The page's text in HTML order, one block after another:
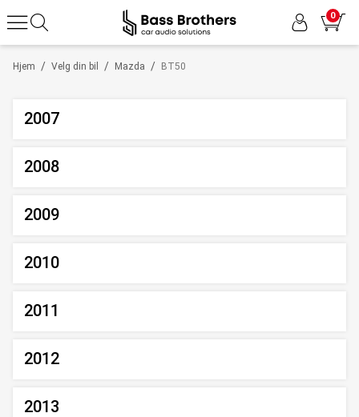
0
/
Hjem /
Velg din bil /
Mazda BT50
2007
2008
2009
2010
2011
2012
2013